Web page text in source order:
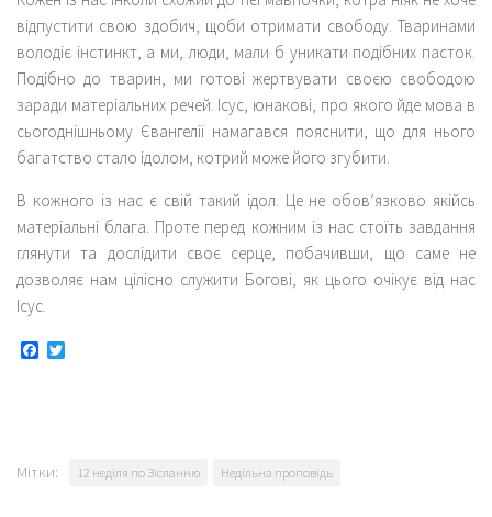
відпустити свою здобич, щоби отримати свободу. Тваринами
володіє інстинкт, а ми, люди, мали б уникати подібних пасток.
Подібно до тварин, ми готові жертвувати своєю свободою
заради матеріальних речей. Ісус, юнакові, про якого йде мова в
сьогоднішньому Євангелії намагався пояснити, що для нього
багатство стало ідолом, котрий може його згубити.
В кожного із нас є свій такий ідол. Це не обов’язково якійсь
матеріальні блага. Проте перед кожним із нас стоїть завдання
глянути та дослідити своє серце, побачивши, що саме не
дозволяє нам цілісно служити Богові, як цього очікує від нас
Ісус.
Facebook
Мітки: 12 неділя по Зісланню Недільна проповідь